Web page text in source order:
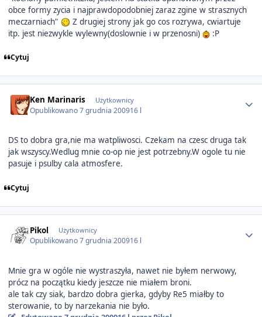
obce formy zycia i najprawdopodobniej zaraz zgine w strasznych
meczarniach"
Z drugiej strony jak go cos rozrywa, cwiartuje
itp. jest niezwykle wylewny(doslownie i w przenosni)
:P
Cytuj
Ken Marinaris Użytkownicy
Opublikowano7 grudnia 200916 l
DS to dobra gra,nie ma watpliwosci. Czekam na czesc druga tak
jak wszyscy.Wedlug mnie co-op nie jest potrzebny.W ogole tu nie
pasuje i psulby cala atmosfere.
Cytuj
Pikol Użytkownicy
Opublikowano7 grudnia 200916 l
Mnie gra w ogóle nie wystraszyła, nawet nie byłem nerwowy,
prócz na początku kiedy jeszcze nie miałem broni.
ale tak czy siak, bardzo dobra gierka, gdyby Re5 miałby to
sterowanie, to by narzekania nie było.